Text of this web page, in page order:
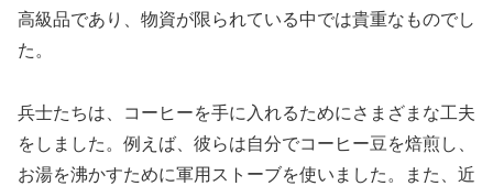
高級品であり、物資が限られている中では貴重なものでし
た。
兵士たちは、コーヒーを手に入れるためにさまざまな工夫
をしました。例えば、彼らは自分でコーヒー豆を焙煎し、
お湯を沸かすために軍用ストーブを使いました。また、近